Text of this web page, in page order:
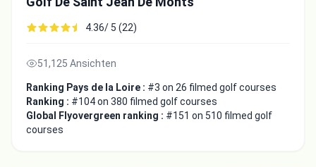
4.36/ 5 (22)
51,125 Ansichten
Ranking Pays de la Loire : #3 on 26 filmed golf courses
Ranking : #104 on 380 filmed golf courses
Global Flyovergreen ranking : #151 on 510 filmed golf
courses